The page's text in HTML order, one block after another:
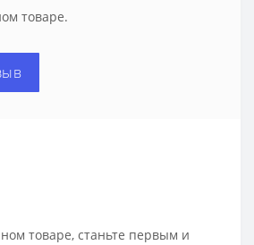
товаре.
товаре, станьте первым и